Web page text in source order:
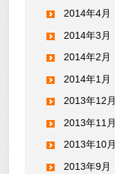
2014年4月
2014年3月
2014年2月
2014年1月
2013年12月
2013年11月
2013年10月
2013年9月